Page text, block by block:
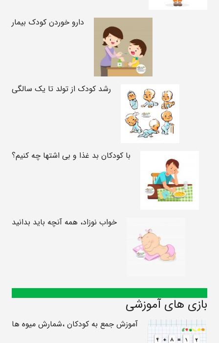
دارو خوردن کودک بیمار
رشد کودک از تولد تا یک سالگی
با کودکان بد غذا و بی اشتها چه کنیم؟
خواب نوزاد، همه آنچه باید بدانید
بازی های آموزشی
آموزش جمع به کودکان ،شمارش میوه ها